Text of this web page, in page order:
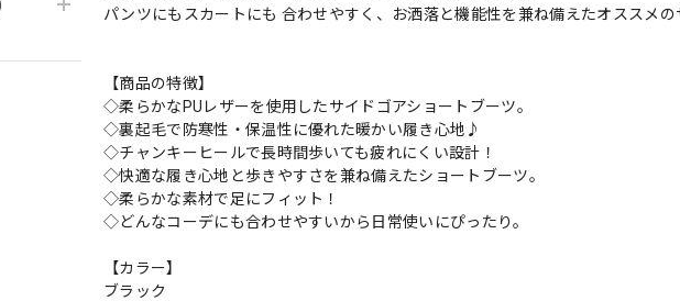
パンツにもスカートにも 合わせやすく、お洒落と機能性を兼ね備えたオススメの
【商品の特徴】
◇柔らかなPUレザーを使用したサイドゴアショートブーツ。
◇裏起毛で防寒性・保温性に優れた暖かい履き心地♪
◇チャンキーヒールで長時間歩いても疲れにくい設計！
◇快適な履き心地と歩きやすさを兼ね備えたショートブーツ。
◇柔らかな素材で足にフィット！
◇どんなコーデにも合わせやすいから日常使いにぴったり。
【カラー】
ブラック